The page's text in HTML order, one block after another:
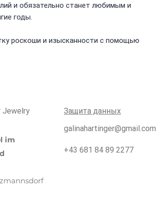
и обязательно станет любимым и
годы.
роскоши и изысканности с помощью
Jewelry
im
Защита данных
galinahartinger@gmail.com
+43 681 84 89 2277